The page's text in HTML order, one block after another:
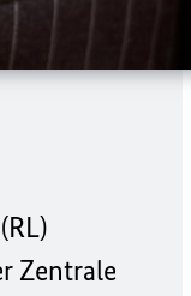
Zentrale